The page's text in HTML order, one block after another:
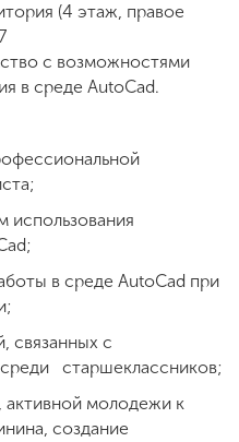
(4 этаж, правое
с возможностями
в среде AutoCad.
использования
в среде AutoCad при
связанных с
старшеклассников;
активной молодежи к
создание